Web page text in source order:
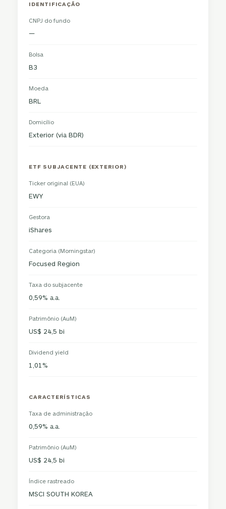
IDENTIFICAÇÃO
CNPJ do fundo
—
Bolsa
B3
Moeda
BRL
Domicílio
Exterior (via BDR)
ETF SUBJACENTE (EXTERIOR)
Ticker original (EUA)
EWY
Gestora
iShares
Categoria (Morningstar)
Focused Region
Taxa do subjacente
0,59% a.a.
Patrimônio (AuM)
US$ 24,5 bi
Dividend yield
1,01%
CARACTERÍSTICAS
Taxa de administração
0,59% a.a.
Patrimônio (AuM)
US$ 24,5 bi
Índice rastreado
MSCI SOUTH KOREA